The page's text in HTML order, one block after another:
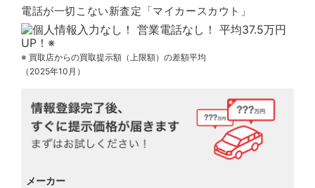
電話が一切こない新査定「マイカースカウト」
※ 買取店からの買取提示額（上限額）の差額平均
（2025年10月）
メーカー